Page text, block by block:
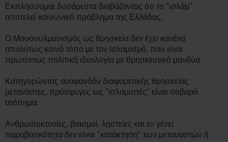
α
α
ω
σ
έ
δ
η
ο
ε
υ
Εκπλήσσομαι δυσάρεστα διαβάζοντας ότι το "ισλάμ"
αποτελεί κοινωνικό πρόβλημα της Ελλάδας.
Ο Μουσουλμανισμός ως θρησκεία δεν έχει κανένα
απολύτως κοινό τόπο με τον Ισλαμισμό, που είναι
πρωτίστως πολιτική ιδεολογία με θρησκευτικό μανδύα.
Κατηγορώντας αναφανδόν διαφορετικής θρησκείας
μετανάστες, πρόσφυγες ως "ισλαμιστές" είναι σοβαρό
ατόπημα.
Ανθρωποκτονίες, βιασμοί, ληστείες και εν γένει
παραβατικότητα δεν είναι "κατάκτηση" των μεταναστών ή